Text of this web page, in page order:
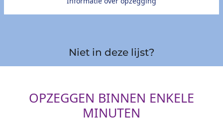
Niet in deze lijst?
OPZEGGEN BINNEN ENKELE
MINUTEN